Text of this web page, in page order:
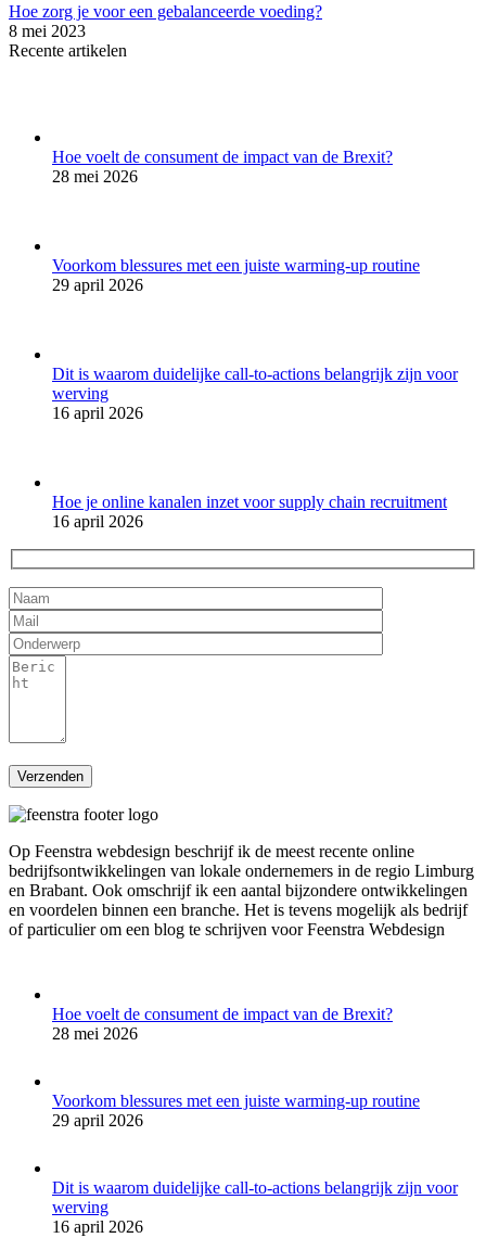
Hoe zorg je voor een gebalanceerde voeding?
8 mei 2023
Recente artikelen
Hoe voelt de consument de impact van de Brexit?
28 mei 2026
Voorkom blessures met een juiste warming-up routine
29 april 2026
Dit is waarom duidelijke call-to-actions belangrijk zijn voor
werving
16 april 2026
Hoe je online kanalen inzet voor supply chain recruitment
16 april 2026
Op Feenstra webdesign beschrijf ik de meest recente online
bedrijfsontwikkelingen van lokale ondernemers in de regio Limburg
en Brabant. Ook omschrijf ik een aantal bijzondere ontwikkelingen
en voordelen binnen een branche. Het is tevens mogelijk als bedrijf
of particulier om een blog te schrijven voor Feenstra Webdesign
Hoe voelt de consument de impact van de Brexit?
28 mei 2026
Voorkom blessures met een juiste warming-up routine
29 april 2026
Dit is waarom duidelijke call-to-actions belangrijk zijn voor
werving
16 april 2026